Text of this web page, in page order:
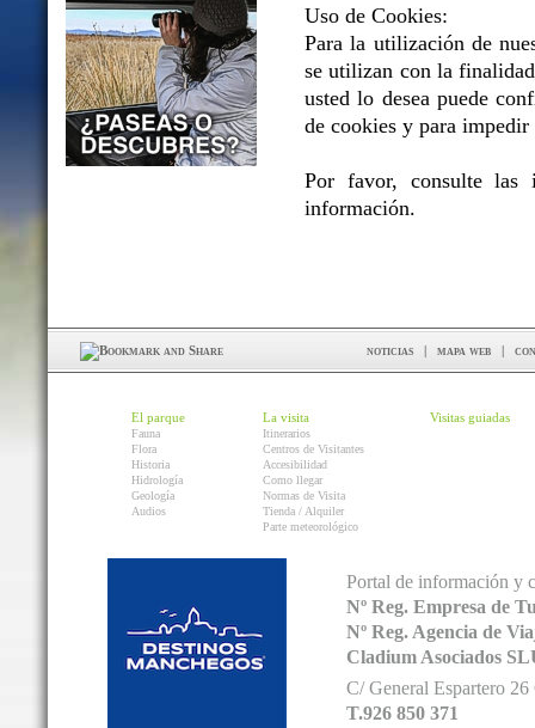
Uso de Cookies:
Para la utilización de
se utilizan con la
usted lo desea puede
de cookies y para
Por favor, consulte las
información.
noticias | mapa web |
El parque
Fauna
Flora
Historia
Hidrología
Geología
Audios
La visita
Itinerarios
Centros de Visitantes
Accesibilidad
Como llegar
Normas de Visita
Tienda / Alquiler
Parte meteorológico
Visitas guiadas
Portal de información y
Nº Reg. Empresa de
Nº Reg. Agencia de
Cladium Asociados
C/ General Espartero
T.926 850 371